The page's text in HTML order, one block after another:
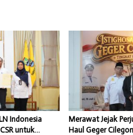
o
n
Indonesia
untuk
Merawat Jejak
Haul Geger